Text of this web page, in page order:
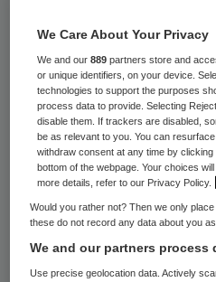
Huisarts,
arbeidsdeskundige
handelen als een
doet. Toch is hiervoor
oplossing, stellen
Het aantal mensen
ziekten maakt zo’n 10
de patiëntenpopulatie.
schatting 7000
We Care About Your Privacy
We and our889 partners store and
or unique identifiers, on your device.
technologies to support the purposes
process data to provide. Selecting
disable them. If trackers are disabled,
be as relevant to you. You can
withdraw consent at any time by
bottom of the webpage. Your choices
more details, refer to our Privacy Policy.
Would you rather not? Then we only
these do not record any data about you
We and our partners process
Use precise geolocation data. Actively